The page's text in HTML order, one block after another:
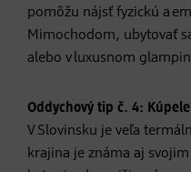
pomôžu nájsť fyzickú a
Mimochodom, ubytovať
alebo v luxusnom
Oddychový tip č. 4:
V Slovinsku je veľa
krajina je známa aj